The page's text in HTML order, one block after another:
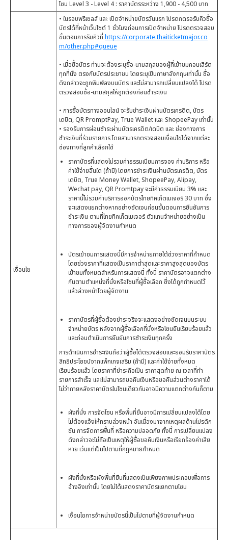
โซน Level 3 - Level 4 : ราคาบัตรระหว่าง 1,900 - 4,500 บาท
เงื่อนไข
• ในรอบพรีเซลส์ และ เปิดจำหน่ายบัตรวันแรก โปรดกดรอรับคิวซื้อ
บัตรได้ที่หน้าเว็บไซต์ 1 ชั่วโมงก่อนการเปิดจำหน่าย โปรดตรวจสอบ
ขั้นตอนการรับคิวที่ https://corporate.thaiticketmajor.co
m/other.php#queue
• เมื่อซื้อบัตร ท่านจะต้องระบุชื่อ-นามสกุลของผู้ที่เข้าชมคอนเสิร์ต
ทุกที่นั่ง ตรงกับบัตรประชาชน โดยระบุเป็นภาษาอังกฤษเท่านั้น ชื่อ
ดังกล่าวจะถูกพิมพ์ลงบนบัตร และไม่สามารถเปลี่ยนแปลงได้ โปรด
ตรวจสอบชื่อ-นามสกุลให้ถูกต้องก่อนชำระเงิน
• การซื้อบัตรทางออนไลน์ จะรับชำระเงินผ่านบัตรเครดิต, บัตร
เดบิต, QR PromptPay, True Wallet และ ShopeePay เท่านั้น
• รองรับการผ่อนชำระผ่านบัตรเครดิต/เดบิต และ ช่องทางการ
ชำระเงินที่ร่วมรายการ โดยสามารถตรวจสอบเงื่อนไขได้จากแต่ละ
ช่องทางที่ลูกค้าเลือกใช้
ราคาบัตรที่แสดงไม่รวมค่าธรรมเนียมการจอง ค่าบริการ หรือ
ค่าใช้จ่ายอื่นใด (ถ้ามี) โดยการชำระเงินผ่านบัตรเครดิต, บัตร
เดบิต, True Money Wallet, ShopeePay, Alipay,
Wechat pay, QR Promtpay จะมีค่าธรรมเนียม 3% และ
ราคานี้ไม่รวมค่าบริการออกบัตรไทยทิคเก็ตเมเจอร์ 30 บาท ซึ่ง
จะแสดงแยกต่างหากอย่างชัดเจนก่อนขั้นตอนการยืนยันการ
ชำระเงิน ตามที่ไทยทิคเก็ตเมเจอร์ ตัวแทนจำหน่ายอย่างเป็น
ทางการของผู้จัดงานกำหนด
บัตรเข้าชมการแสดงนี้มีการจำหน่ายภายใต้ช่วงราคาที่กำหนด
โดยช่วงราคาที่แสดงเป็นราคาต่ำสุดและราคาสูงสุดของบัตร
เข้าชมทั้งหมดสำหรับการแสดงนี้ ทั้งนี้ ราคาบัตรอาจแตกต่าง
กันตามตำแหน่งที่นั่งหรือโซนที่ผู้ซื้อเลือก ซึ่งได้ถูกกำหนดไว้
แล้วล่วงหน้าโดยผู้จัดงาน
ราคาบัตรที่ผู้ซื้อต้องชำระจริงจะแสดงอย่างชัดเจนบนระบบ
จำหน่ายบัตร หลังจากผู้ซื้อเลือกที่นั่งหรือโซนยืนเรียบร้อยแล้ว
และก่อนดำเนินการยืนยันการชำระเงินทุกครั้ง
การดำเนินการชำระเงินถือว่าผู้ซื้อได้ตรวจสอบและยอมรับราคาบัตร
สิทธิประโยชน์จากแพ็กเกจเสริม (ถ้ามี) และค่าใช้จ่ายทั้งหมด
เรียบร้อยแล้ว โดยราคาที่ชำระถือเป็น ราคาสุดท้าย ณ เวลาที่ทำ
รายการสำเร็จ และไม่สามารถขอคืนเงินหรือขอคืนส่วนต่างราคาได้
ไม่ว่าภายหลังราคาบัตรในโซนเดียวกันอาจมีความแตกต่างกันก็ตาม
ผังที่นั่ง การจัดโซน หรือพื้นที่ยืนอาจมีการเปลี่ยนแปลงได้โดย
ไม่ต้องแจ้งให้ทราบล่วงหน้า อันเนื่องมาจากเหตุผลด้านโปรดัก
ชัน การจัดการพื้นที่ หรือความปลอดภัย ทั้งนี้ การเปลี่ยนแปลง
ดังกล่าวจะไม่ถือเป็นเหตุให้ผู้ซื้อขอคืนเงินหรือเรียกร้องค่าเสีย
หาย เว้นแต่เป็นไปตามที่กฎหมายกำหนด
ผังที่นั่งหรือผังพื้นที่ยืนที่แสดงเป็นเพียงภาพประกอบเพื่อการ
อ้างอิงเท่านั้น โดยไม่ได้แสดงราคาบัตรแยกตามโซน
เงื่อนไขการจำหน่ายบัตรนี้เป็นไปตามที่ผู้จัดงานกำหนด